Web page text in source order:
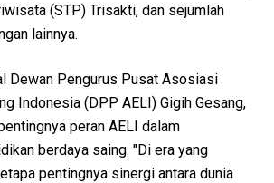
(STP) Trisakti, dan sejumlah
lainnya.
Dewan Pengurus Pusat Asosiasi
Indonesia (DPP AELI) Gigih Gesang,
peran AELI dalam
berdaya saing. "Di era yang
pentingnya sinergi antara dunia